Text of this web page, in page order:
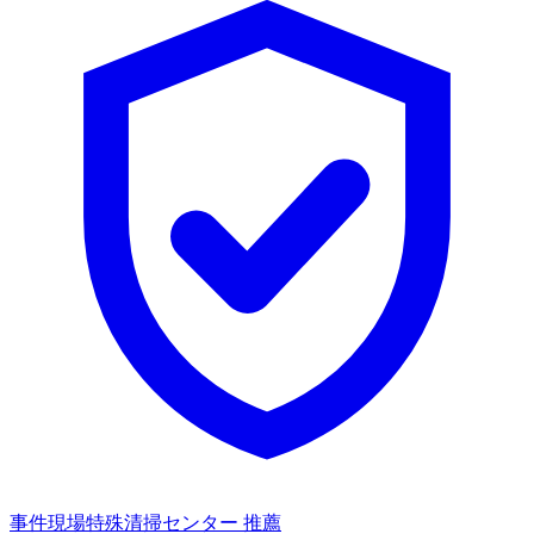
事件現場特殊清掃センター 推薦